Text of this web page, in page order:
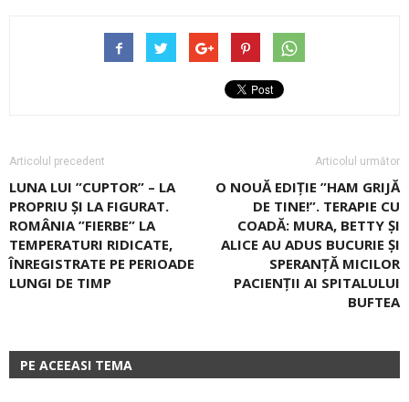
Articolul precedent
LUNA LUI ”CUPTOR” – LA
PROPRIU ȘI LA FIGURAT.
ROMÂNIA ”FIERBE” LA
TEMPERATURI RIDICATE,
ÎNREGISTRATE PE PERIOADE
LUNGI DE TIMP
Articolul următor
O NOUĂ EDIȚIE ”HAM GRIJĂ
DE TINE!”. TERAPIE CU
COADĂ: MURA, BETTY ŞI
ALICE AU ADUS BUCURIE ŞI
SPERANŢĂ MICILOR
PACIENŢII AI SPITALULUI
BUFTEA
PE ACEEASI TEMA